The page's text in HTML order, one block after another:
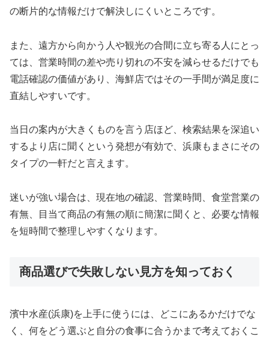
の断片的な情報だけで解決しにくいところです。
また、遠方から向かう人や観光の合間に立ち寄る人にとっ
ては、営業時間の差や売り切れの不安を減らせるだけでも
電話確認の価値があり、海鮮店ではその一手間が満足度に
直結しやすいです。
当日の案内が大きくものを言う店ほど、検索結果を深追い
するより店に聞くという発想が有効で、浜康もまさにその
タイプの一軒だと言えます。
迷いが強い場合は、現在地の確認、営業時間、食堂営業の
有無、目当て商品の有無の順に簡潔に聞くと、必要な情報
を短時間で整理しやすくなります。
商品選びで失敗しない見方を知っておく
濱中水産(浜康)を上手に使うには、どこにあるかだけでな
く、何をどう選ぶと自分の食事に合うかまで考えておくこ